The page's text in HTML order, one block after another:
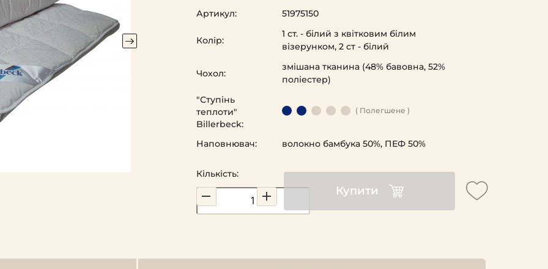
Кількість:
Купити
Артикул: 51975150
Колір:
1 ст. - білий з квітковим білим
візерунком, 2 ст - білий
Чохол:
змішана тканина (48% бавовна, 52%
поліестер)
"Ступінь
теплоти"
Billerbeck:
( Полегшене )
Наповнювач: волокно бамбука 50%, ПЕФ 50%